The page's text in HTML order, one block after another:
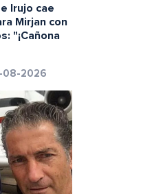
Irujo cae
Mirjan con
"¡Cañona
08-2026